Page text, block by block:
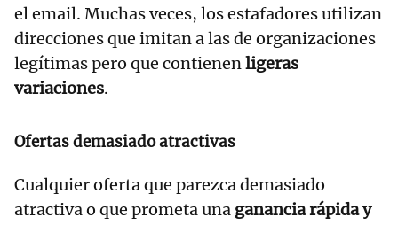
el email. Muchas veces, los estafadores utilizan
direcciones que imitan a las de organizaciones
legítimas pero que contienenligeras
variaciones.
Ofertas demasiado atractivas
Cualquier oferta que parezca demasiado
atractiva o que prometa una ganancia rápida y